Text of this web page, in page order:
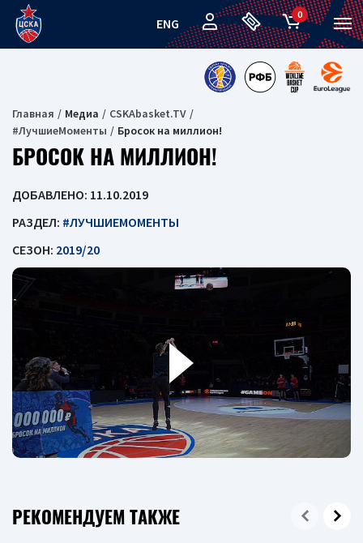
ENG
0
Главная Медиа
CSKAbasket.TV
#ЛучшиеМоменты
Бросок на миллион!
БРОСОК НА МИЛЛИОН!
ДОБАВЛЕНО: 11.10.2019
РАЗДЕЛ: #ЛУЧШИЕМОМЕНТЫ
СЕЗОН: 2019/20
РЕКОМЕНДУЕМ ТАКЖЕ